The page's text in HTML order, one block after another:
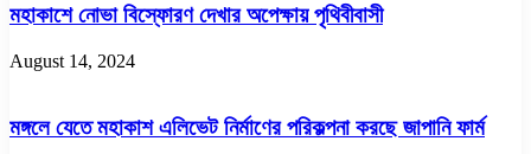
মহাকাশে নোভা বিস্ফোরণ দেখার অপেক্ষায় পৃথিবীবাসী
August 14, 2024
মঙ্গলে যেতে মহাকাশ এলিভেট নির্মাণের পরিকল্পনা করছে জাপানি ফার্ম